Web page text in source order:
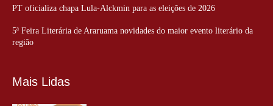
PT oficializa chapa Lula-Alckmin para as eleições de 2026
5ª Feira Literária de Araruama novidades do maior evento literário da
região
Mais Lidas